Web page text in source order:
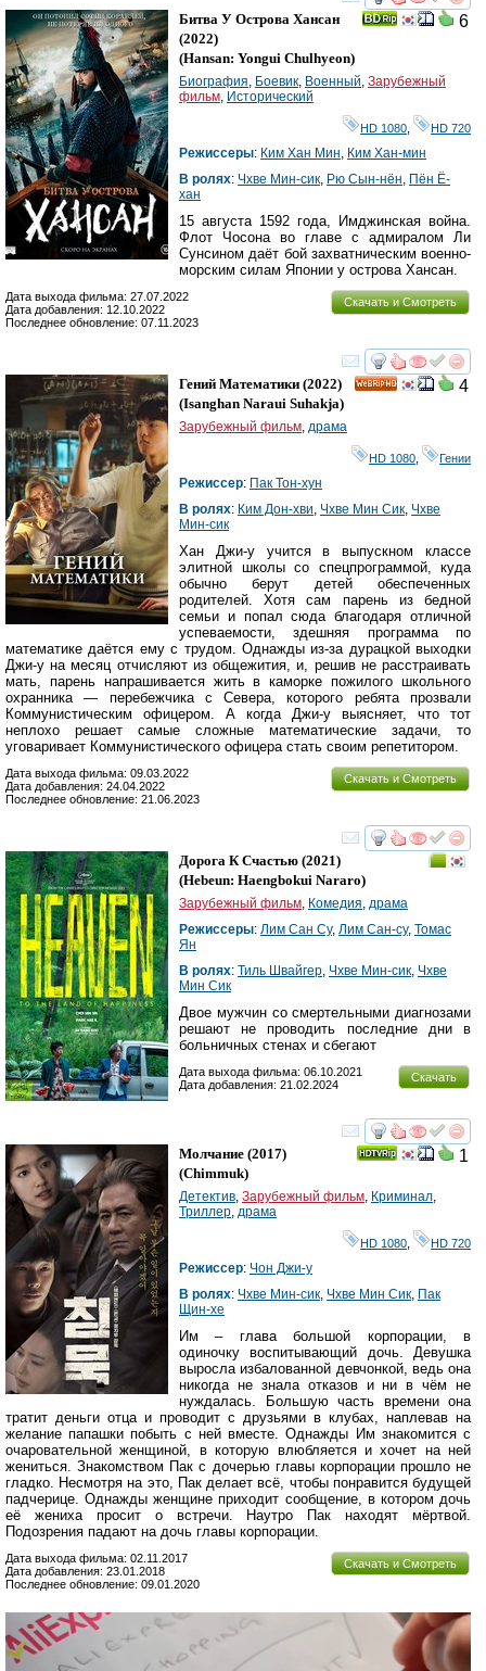
смотреть
6
Битва У Острова Хансан
(2022)
(Hansan: Yongui Chulhyeon)
Биография, Боевик, Военный, Зарубежный
фильм, Исторический
HD 1080 HD 720
Режиссеры: Ким Хан Мин, Ким Хан-мин
В ролях: Чхве Мин-сик, Рю Сын-нён, Пён Ё-
хан
15 августа 1592 года, Имджинская война.
Флот Чосона во главе с адмиралом Ли
Сунсином даёт бой захватническим военно-
морским силам Японии у острова Хансан.
Скачать и Смотреть
Дата выхода фильма: 27.07.2022
Дата добавления: 12.10.2022
Последнее обновление: 07.11.2023
смотреть
4
Гений Математики (2022)
(Isanghan Naraui Suhakja)
Зарубежный фильм, драма
HD 1080 Гении
Режиссер: Пак Тон-хун
В ролях: Ким Дон-хви, Чхве Мин Сик, Чхве
Мин-сик
Хан Джи-у учится в выпускном классе
элитной школы со спецпрограммой, куда
обычно берут детей обеспеченных
родителей. Хотя сам парень из бедной
семьи и попал сюда благодаря отличной
успеваемости, здешняя программа по
математике даётся ему с трудом. Однажды из-за дурацкой выходки
Джи-у на месяц отчисляют из общежития, и, решив не расстраивать
мать, парень напрашивается жить в каморке пожилого школьного
охранника — перебежчика с Севера, которого ребята прозвали
Коммунистическим офицером. А когда Джи-у выясняет, что тот
неплохо решает самые сложные математические задачи, то
уговаривает Коммунистического офицера стать своим репетитором.
Скачать и Смотреть
Дата выхода фильма: 09.03.2022
Дата добавления: 24.04.2022
Последнее обновление: 21.06.2023
смотреть
Дорога К Счастью (2021)
(Hebeun: Haengbokui Nararo)
Зарубежный фильм Комедия драма
Режиссеры: Лим Сан Су, Лим Сан-су, Томас
Ян
В ролях: Тиль Швайгер Чхве Мин-сик Чхве
Мин Сик
Двое мужчин со смертельными диагнозами
решают не проводить последние дни в
больничных стенах и сбегают
Скачать
Дата выхода фильма: 06.10.2021
Дата добавления: 21.02.2024
смотреть
1
Молчание (2017)
(Chimmuk)
Детектив Зарубежный фильм Криминал
Триллер драма
HD 1080 HD 720
Режиссер: Чон Джи-у
В ролях: Чхве Мин-сик Чхве Мин Сик Пак
Щин-хе
Им – глава большой корпорации, в
одиночку воспитывающий дочь. Девушка
выросла избалованной девчонкой, ведь она
никогда не знала отказов и ни в чём не
нуждалась. Большую часть времени она
тратит деньги отца и проводит с друзьями в клубах, наплевав на
желание папашки побыть с ней вместе. Однажды Им знакомится с
очаровательной женщиной, в которую влюбляется и хочет на ней
жениться. Знакомством Пак с дочерью главы корпорации прошло не
гладко. Несмотря на это, Пак делает всё, чтобы понравится будущей
падчерице. Однажды женщине приходит сообщение, в котором дочь
её жениха просит о встречи. Наутро Пак находят мёртвой.
Подозрения падают на дочь главы корпорации.
Скачать и Смотреть
Дата выхода фильма: 02.11.2017
Дата добавления: 23.01.2018
Последнее обновление: 09.01.2020